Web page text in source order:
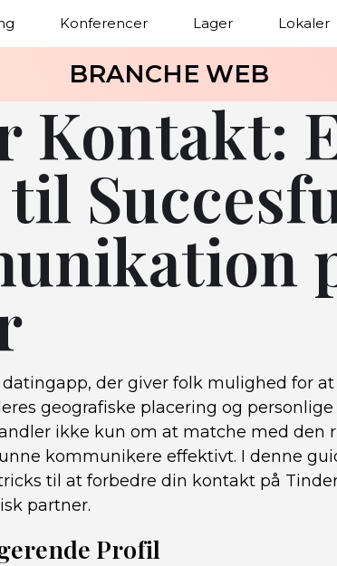
Konferencer Lager Lokaler
BRANCHE WEB
Kontakt:
der giver folk mulighed for
geografiske placering og
ikke kun om at matche med den
kommunikere effektivt. I denne
til at forbedre din kontakt på
partner.
Profil